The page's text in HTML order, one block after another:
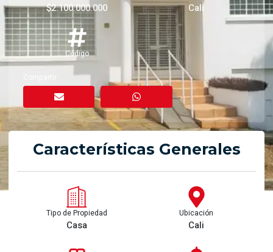
$2.100.000.000 Cali
Código
Características Generales
Tipo de Propiedad
Casa
Ubicación
Cali